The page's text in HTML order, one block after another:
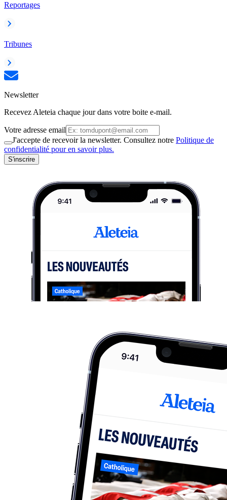
Reportages
Tribunes
Newsletter
Recevez Aleteia chaque jour dans votre boite e-mail.
Votre adresse email
J'accepte de recevoir la newsletter. Consultez notre Politique de
confidentialité pour en savoir plus.
S'inscrire